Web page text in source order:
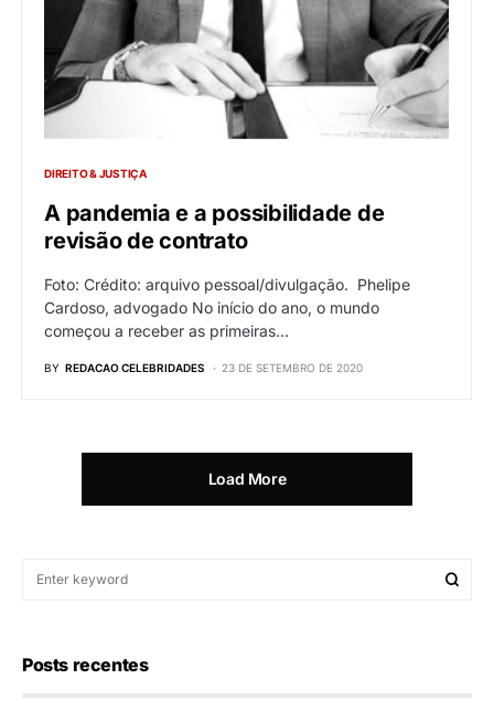
DIREITO & JUSTIÇA
A pandemia e a possibilidade de
revisão de contrato
Foto: Crédito: arquivo pessoal/divulgação. Phelipe
Cardoso, advogado No início do ano, o mundo
começou a receber as primeiras…
BY REDACAO CELEBRIDADES 23 DE SETEMBRO DE 2020
Load More
Posts recentes